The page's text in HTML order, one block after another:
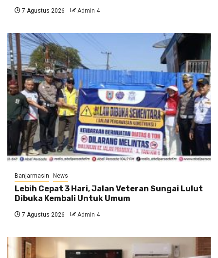
7 Agustus 2026 Admin 4
Banjarmasin News
Lebih Cepat 3 Hari, Jalan Veteran Sungai Lulut
Dibuka Kembali Untuk Umum
7 Agustus 2026 Admin 4